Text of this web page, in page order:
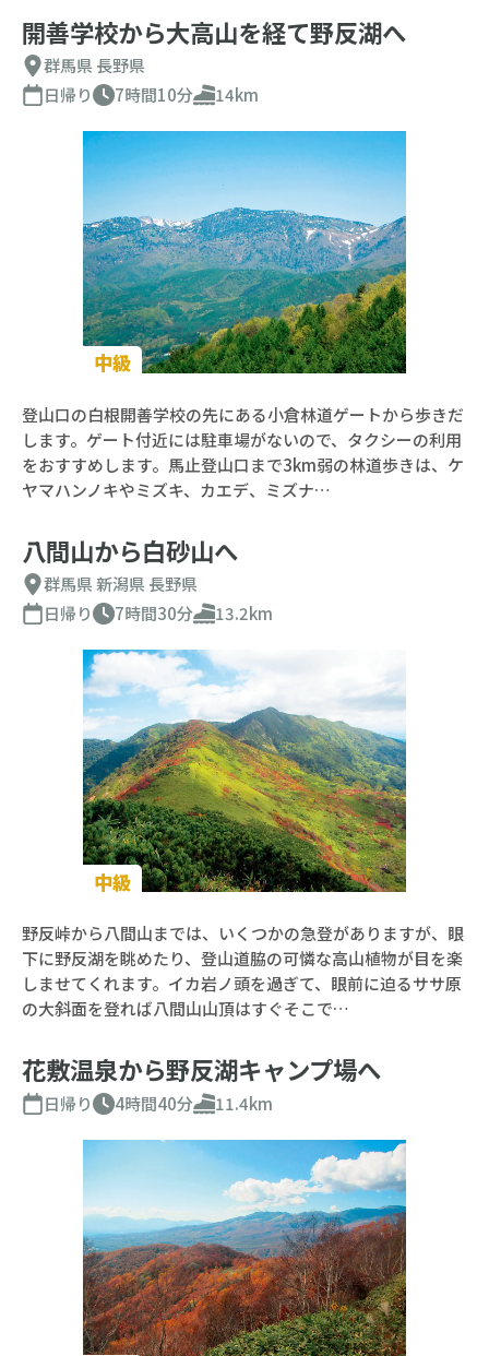
開善学校から大高山を経て野反湖へ
群馬県 長野県
日帰り
7時間10分 14km
中級
登山口の白根開善学校の先にある小倉林道ゲートから歩きだ
します。ゲート付近には駐車場がないので、タクシーの利用
をおすすめします。馬止登山口まで3km弱の林道歩きは、ケ
ヤマハンノキやミズキ、カエデ、ミズナ…
八間山から白砂山へ
群馬県 新潟県 長野県
日帰り
7時間30分 13.2km
中級
野反峠から八間山までは、いくつかの急登がありますが、眼
下に野反湖を眺めたり、登山道脇の可憐な高山植物が目を楽
しませてくれます。イカ岩ノ頭を過ぎて、眼前に迫るササ原
の大斜面を登れば八間山山頂はすぐそこで…
花敷温泉から野反湖キャンプ場へ
日帰り 4時間40分 11.4km